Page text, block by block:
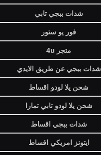
شدات ببجي تابي
فور يو ستور
متجر 4u
شدات ببجي عن طريق الايدي
شحن يلا لودو اقساط
شحن يلا لودو تابي تمارا
شدات ببجي اقساط
ايتونز امريكي اقساط